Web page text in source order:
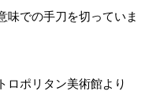
味での手刀を切っていま
ポリタン美術館より